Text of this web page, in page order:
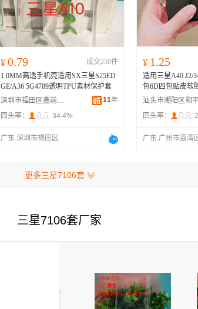
¥ 0.79
成交250件
1.0MM高透手机壳适用SX三星S25ED
GE/A36 5G4789透明TPU素材保护套
深圳市福田区鑫前进手机数码配件商行
11年
回头率：
34.4%
广东 深圳市福田区
¥ 1.25
适用三星A40 J2/
包6D四包贴皮软
回头率：
广东 广州市荔湾
更多三星7106套
三星7106套厂家